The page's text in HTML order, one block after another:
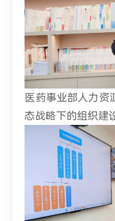
医药事业部人力资
态战略下的组织建